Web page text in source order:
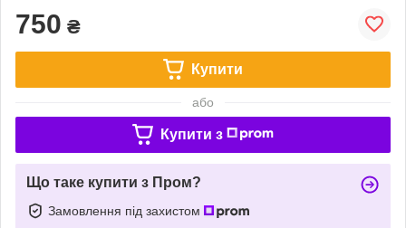
750 ₴
Купити
або
Купити з
Що таке купити з Пром?
Замовлення під захистом